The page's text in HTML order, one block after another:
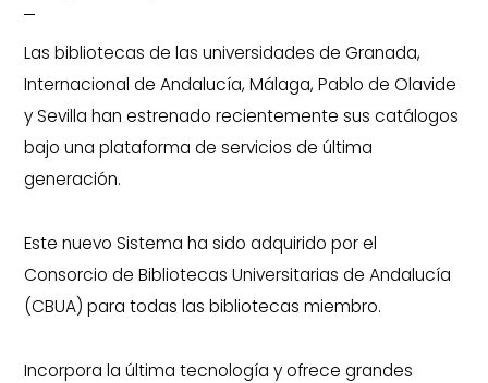
Las bibliotecas de las universidades de Granada,
Internacional de Andalucía, Málaga, Pablo de Olavide
y Sevilla han estrenado recientemente sus catálogos
bajo una plataforma de servicios de última
generación.
Este nuevo Sistema ha sido adquirido por el
Consorcio de Bibliotecas Universitarias de Andalucía
(CBUA) para todas las bibliotecas miembro.
Incorpora la última tecnología y ofrece grandes